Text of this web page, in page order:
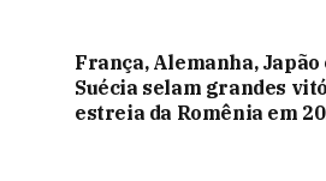
França, Alemanha, Japão
Suécia selam grandes
estreia da Romênia em